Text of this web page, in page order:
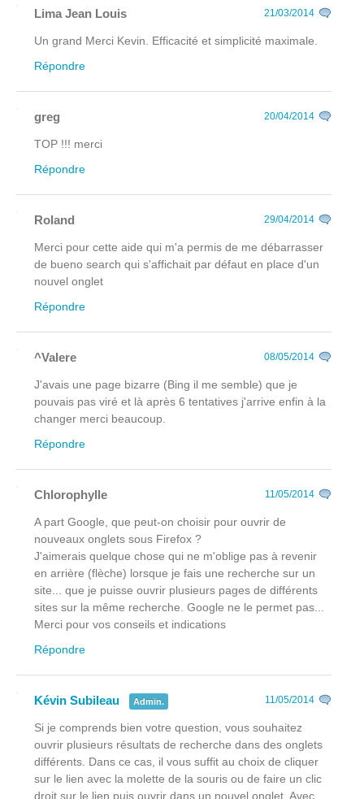
Lima Jean Louis 21/03/2014
Un grand Merci Kevin. Efficacité et simplicité maximale.
Répondre
greg 20/04/2014
TOP !!! merci
Répondre
Roland 29/04/2014
Merci pour cette aide qui m'a permis de me débarrasser
de bueno search qui s'affichait par défaut en place d'un
nouvel onglet
Répondre
^Valere 08/05/2014
J'avais une page bizarre (Bing il me semble) que je
pouvais pas viré et là après 6 tentatives j'arrive enfin à la
changer merci beaucoup.
Répondre
Chlorophylle 11/05/2014
A part Google, que peut-on choisir pour ouvrir de
nouveaux onglets sous Firefox ?
J'aimerais quelque chose qui ne m'oblige pas à revenir
en arrière (flèche) lorsque je fais une recherche sur un
site... que je puisse ouvrir plusieurs pages de différents
sites sur la même recherche. Google ne le permet pas...
Merci pour vos conseils et indications
Répondre
Kévin Subileau Admin. 11/05/2014
Si je comprends bien votre question, vous souhaitez
ouvrir plusieurs résultats de recherche dans des onglets
différents. Dans ce cas, il vous suffit au choix de cliquer
sur le lien avec la molette de la souris ou de faire un clic
droit sur le lien puis ouvrir dans un nouvel onglet. Avec